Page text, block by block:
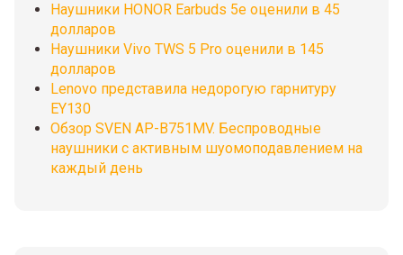
Наушники HONOR Earbuds 5e оценили в 45
долларов
Наушники Vivo TWS 5 Pro оценили в 145
долларов
Lenovo представила недорогую гарнитуру
EY130
Обзор SVEN AP-B751MV. Беспроводные
наушники с активным шуомоподавлением на
каждый день